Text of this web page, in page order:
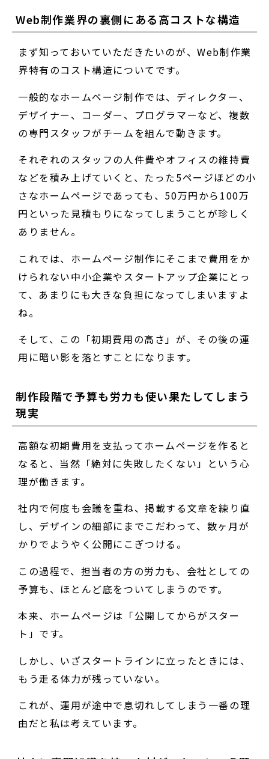
Web制作業界の裏側にある高コストな構造
まず知っておいていただきたいのが、Web制作業
界特有のコスト構造についてです。
一般的なホームページ制作では、ディレクター、
デザイナー、コーダー、プログラマーなど、複数
の専門スタッフがチームを組んで動きます。
それぞれのスタッフの人件費やオフィスの維持費
などを積み上げていくと、たった5ページほどの小
さなホームページであっても、50万円から100万
円といった見積もりになってしまうことが珍しく
ありません。
これでは、ホームページ制作にそこまで費用をか
けられない中小企業やスタートアップ企業にとっ
て、あまりにも大きな負担になってしまいますよ
ね。
そして、この「初期費用の高さ」が、その後の運
用に暗い影を落とすことになります。
制作段階で予算も労力も使い果たしてしまう
現実
高額な初期費用を支払ってホームページを作ると
なると、当然「絶対に失敗したくない」という心
理が働きます。
社内で何度も会議を重ね、掲載する文章を練り直
し、デザインの細部にまでこだわって、数ヶ月が
かりでようやく公開にこぎつける。
この過程で、担当者の方の労力も、会社としての
予算も、ほとんど底をついてしまうのです。
本来、ホームページは「公開してからがスター
ト」です。
しかし、いざスタートラインに立ったときには、
もう走る体力が残っていない。
これが、運用が途中で息切れしてしまう一番の理
由だと私は考えています。